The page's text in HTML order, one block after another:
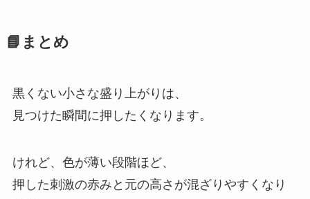
📘まとめ
黒くない小さな盛り上がりは、
見つけた瞬間に押したくなります。
けれど、色が薄い段階ほど、
押した刺激の赤みと元の高さが混ざりやすくなり